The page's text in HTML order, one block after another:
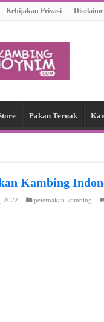
Kebijakan Privasi
Pakan Ternak
Kambing
2022 peternakan-kambing